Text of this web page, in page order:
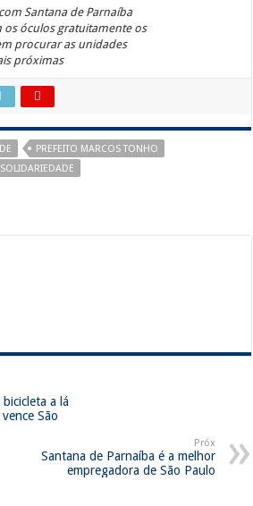
Santana de Parnaíba
os óculos gratuitamente os
procurar as unidades
próximas
PREFEITO MARCOS TONHO
SOLIDARIEDADE
a lá
São
Próx
Santana de Parnaíba é a melhor
empregadora de São Paulo